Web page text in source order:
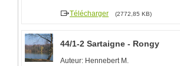
Télécharger (2772,85 KB)
44/1-2 Sartaigne - Rongy
Auteur: Hennebert M.